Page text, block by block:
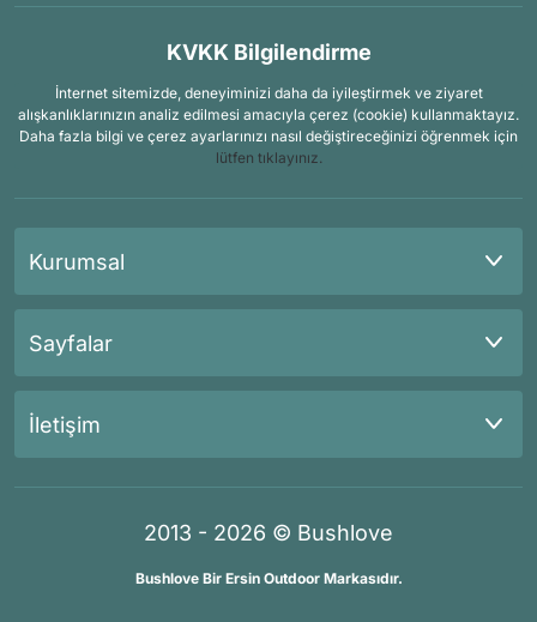
KVKK Bilgilendirme
İnternet sitemizde, deneyiminizi daha da iyileştirmek ve ziyaret
alışkanlıklarınızın analiz edilmesi amacıyla çerez (cookie) kullanmaktayız.
Daha fazla bilgi ve çerez ayarlarınızı nasıl değiştireceğinizi öğrenmek için
lütfen tıklayınız.
Kurumsal
Sayfalar
İletişim
2013 - 2026 © Bushlove
Bushlove Bir Ersin Outdoor Markasıdır.